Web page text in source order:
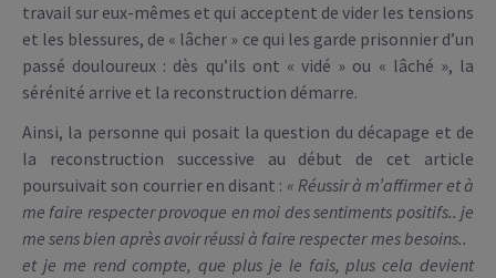
travail sur eux-mêmes et qui acceptent de vider les tensions
et les blessures, de « lâcher » ce qui les garde prisonnier d’un
passé douloureux : dès qu’ils ont « vidé » ou « lâché », la
sérénité arrive et la reconstruction démarre.
Ainsi, la personne qui posait la question du décapage et de
la reconstruction successive au début de cet article
poursuivait son courrier en disant : « Réussir à m’affirmer et à
me faire respecter provoque en moi des sentiments positifs.. je
me sens bien après avoir réussi à faire respecter mes besoins..
et je me rend compte, que plus je le fais, plus cela devient